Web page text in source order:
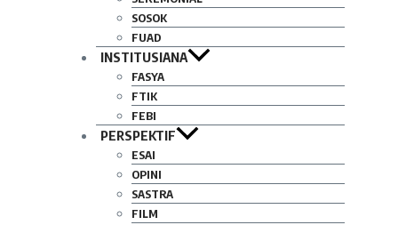
SOSOK
FUAD
INSTITUSIANA
FASYA
FTIK
FEBI
PERSPEKTIF
ESAI
OPINI
SASTRA
FILM